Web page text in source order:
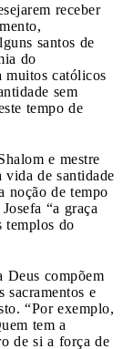
receber
santos de
do
muitos católicos
sem
tempo de
e mestre
vida de santidade
noção de tempo
“a graça
templos do
Deus compõem
sacramentos e
“Por exemplo,
tem a
de si a força de